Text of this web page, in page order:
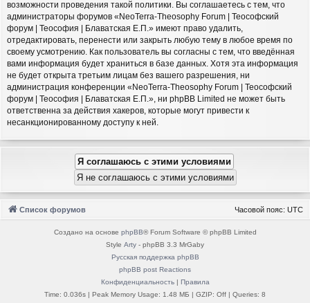
возможности проведения такой политики. Вы соглашаетесь с тем, что
администраторы форумов «NeoTerra-Theosophy Forum | Теософский
форум | Теософия | Блаватская Е.П.» имеют право удалить,
отредактировать, перенести или закрыть любую тему в любое время по
своему усмотрению. Как пользователь вы согласны с тем, что введённая
вами информация будет храниться в базе данных. Хотя эта информация
не будет открыта третьим лицам без вашего разрешения, ни
администрация конференции «NeoTerra-Theosophy Forum | Теософский
форум | Теософия | Блаватская Е.П.», ни phpBB Limited не может быть
ответственна за действия хакеров, которые могут привести к
несанкционированному доступу к ней.
Список форумов Часовой пояс: UTC
Создано на основе phpBB® Forum Software © phpBB Limited
Style Arty - phpBB 3.3 MrGaby
Русская поддержка phpBB
phpBB post Reactions
Конфиденциальность| Правила
Time: 0.036s | Peak Memory Usage: 1.48 МБ | GZIP: Off | Queries: 8